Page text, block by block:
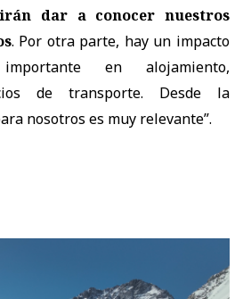
dar a conocer nuestros
. Por otra parte, hay un impacto
en alojamiento,
de transporte. Desde la
nosotros es muy relevante”.